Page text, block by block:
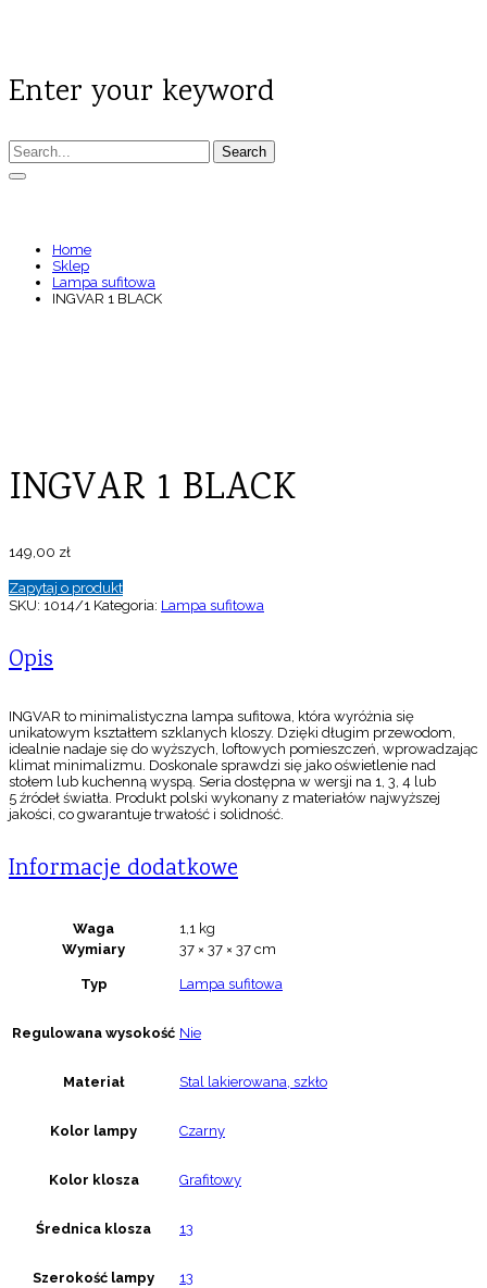
Enter your keyword
Search
Home
Sklep
Lampa sufitowa
INGVAR 1 BLACK
INGVAR 1 BLACK
149,00 zł
Zapytaj o produkt
SKU: 1014/1 Kategoria: Lampa sufitowa
Opis
INGVAR to minimalistyczna lampa sufitowa, która wyróżnia się
unikatowym kształtem szklanych kloszy. Dzięki długim przewodom,
idealnie nadaje się do wyższych, loftowych pomieszczeń, wprowadzając
klimat minimalizmu. Doskonale sprawdzi się jako oświetlenie nad
stołem lub kuchenną wyspą. Seria dostępna w wersji na 1, 3, 4 lub
5 źródeł światła. Produkt polski wykonany z materiałów najwyższej
jakości, co gwarantuje trwałość i solidność.
Informacje dodatkowe
Waga
1,1 kg
Wymiary
37 × 37 × 37 cm
Typ Lampa sufitowa
Regulowana wysokość Nie
Materiał Stal lakierowana, szkło
Kolor lampy Czarny
Kolor klosza Grafitowy
Średnica klosza 13
Szerokość lampy 13